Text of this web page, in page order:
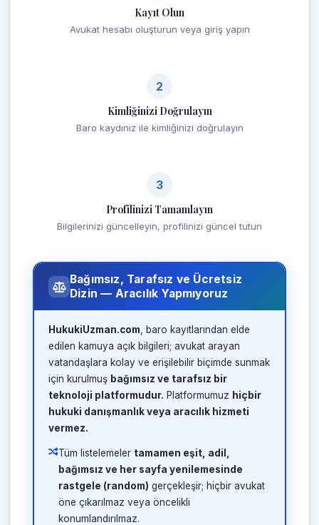
Kayıt Olun
Avukat hesabı oluşturun veya giriş yapın
2
Kimliğinizi Doğrulayın
Baro kaydınız ile kimliğinizi doğrulayın
3
Profilinizi Tamamlayın
Bilgilerinizi güncelleyin, profilinizi güncel tutun
Bağımsız, Tarafsız ve Ücretsiz
Dizin — Aracılık Yapmıyoruz
HukukiUzman.com , baro kayıtlarından elde
edilen kamuya açık bilgileri; avukat arayan
vatandaşlara kolay ve erişilebilir biçimde sunmak
için kurulmuş bağımsız ve tarafsız bir
teknoloji platformudur. Platformumuz hiçbir
hukuki danışmanlık veya aracılık hizmeti
vermez.
Tüm listelemeler tamamen eşit, adil,
bağımsız ve her sayfa yenilemesinde
rastgele (random) gerçekleşir; hiçbir avukat
öne çıkarılmaz veya öncelikli
konumlandırılmaz.